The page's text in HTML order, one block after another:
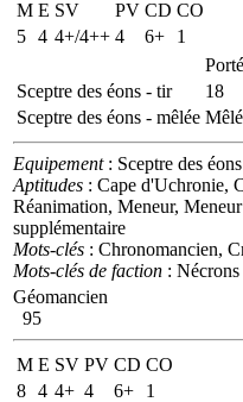
M E SV PV CD CO
5 4 4+/4++ 4 6+
1
Sceptre des éons - tir
18
Sceptre des éons - mêlée
Equipement: Sceptre des éons
Aptitudes : Cape d'Uchronie,
Réanimation, Meneur,
supplémentaire
Mots-clés : Chronomancien,
Mots-clés de faction : Nécrons
Géomancien
95
M E SV PV CD CO
8 4 4+ 4 6+
1